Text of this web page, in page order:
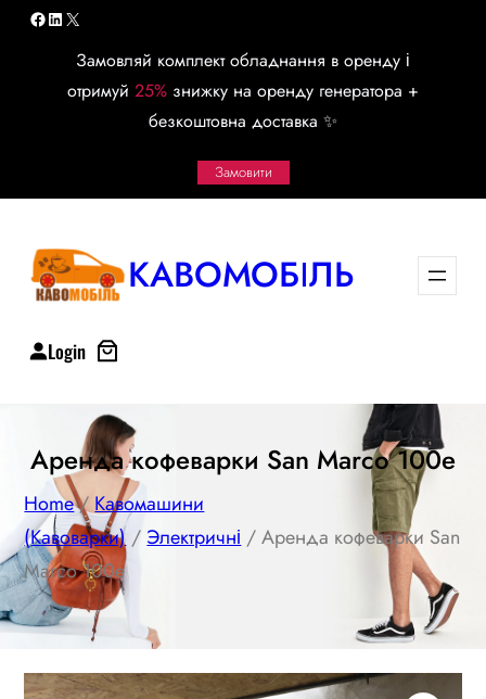
Перейти
содержимому
Facebook
LinkedIn
X
Замовляй комплект обладнання в оренду і
отримуй 25% знижку на оренду генератора +
безкоштовна доставка ✨
Замовити
КАВОМОБІЛЬ
Login
Аренда кофеварки San Marco 100e
Home/ Кавомашини
(Кавоварки) / Электричні / Аренда кофеварки San
Marco 100e